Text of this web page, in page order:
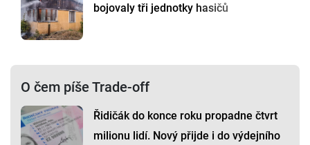
bojovaly tři jednotky hasičů
O čem píše Trade-off
Řidičák do konce roku propadne čtvrt
milionu lidí. Nový přijde i do výdejního